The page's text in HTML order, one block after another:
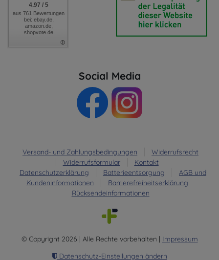
4.97 / 5
aus 761 Bewertungen
bei: ebay.de,
amazon.de,
shopvote.de
Social Media
Versand- und Zahlungsbedingungen
Widerrufsrecht
Widerrufsformular
Kontakt
Datenschutzerklärung
Batterieentsorgung
AGB und
Kundeninformationen
Barrierefreiheitserklärung
Rücksendeinformationen
© Copyright 2026 | Alle Rechte vorbehalten | Impressum
Datenschutz-Einstellungen ändern